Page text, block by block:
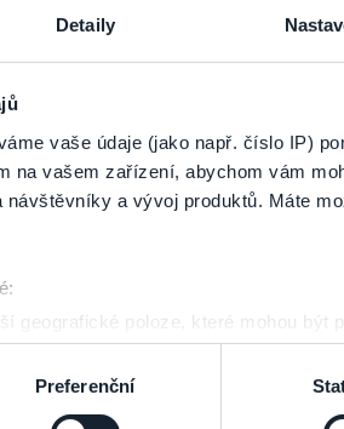
Detaily
vaše údaje (jako např. číslo IP)
na vašem zařízení, abychom vám
návštěvníky a vývoj produktů. Máte
geografické poloze, které mohou být
aktivního skenování pro konkrétní
vaše osobní údaje, a nastavte si
v části Prohlášení o souborech
Preferenční
sobota
14
Agnetha volá